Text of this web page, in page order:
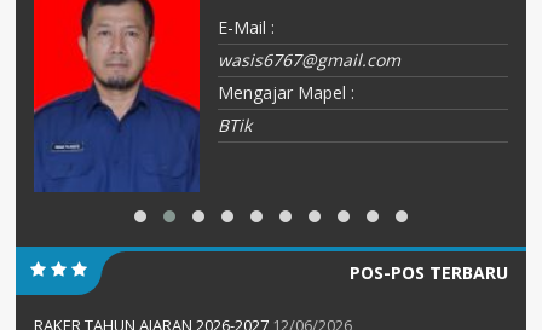
E-Mail :
wasis6767@gmail.com
Mengajar Mapel :
BTik
POS-POS TERBARU
RAKER TAHUN AJARAN 2026-2027 12/06/2026